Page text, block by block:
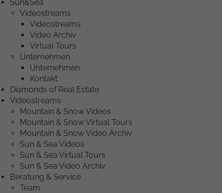
Sun&Sea
Videostreams
Videostreams
Video Archiv
Virtual Tours
Unternehmen
Unternehmen
Kontakt
Diamonds of Real Estate
Videostreams
Mountain & Snow Videos
Mountain & Snow Virtual Tours
Mountain & Snow Video Archiv
Sun & Sea Videos
Sun & Sea Virtual Tours
Sun & Sea Video Archiv
Beratung & Service
Team